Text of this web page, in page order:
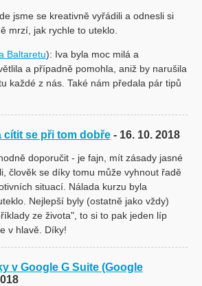
jsme se kreativně vyřádili a odnesli si
mrzí, jak rychle to uteklo.
Baltaretu): Iva byla moc milá a
a případně pomohla, aniž by narušila
každé z nás. Také nám předala pár tipů
cítit se při tom dobře - 16. 10. 2018
doporučit - je fajn, mít zásady jasné
člověk se díky tomu může vyhnout řadě
situací. Nálada kurzu byla
Nejlepší byly (ostatně jako vždy)
ze života", to si to pak jeden líp
v hlavě. Díky!
v Google G Suite (Google